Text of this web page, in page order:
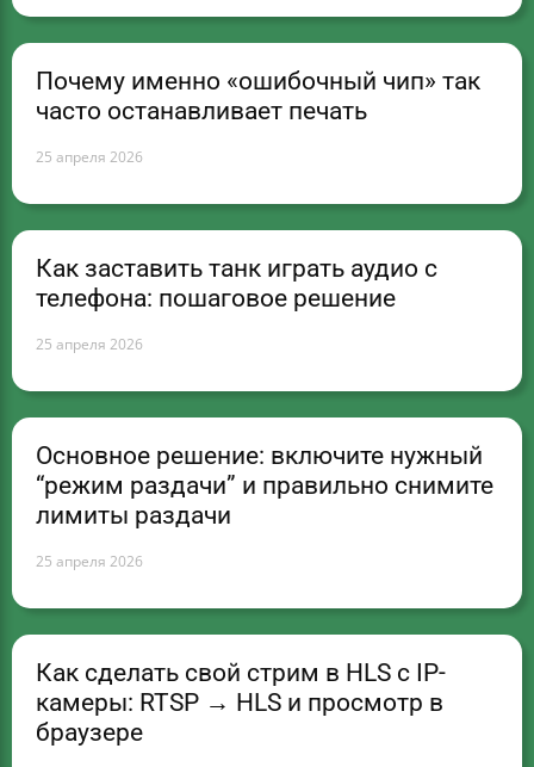
Почему именно «ошибочный чип» так
часто останавливает печать
25 апреля 2026
Как заставить танк играть аудио с
телефона: пошаговое решение
25 апреля 2026
Основное решение: включите нужный
“режим раздачи” и правильно снимите
лимиты раздачи
25 апреля 2026
Как сделать свой стрим в HLS с IP-
камеры: RTSP → HLS и просмотр в
браузере